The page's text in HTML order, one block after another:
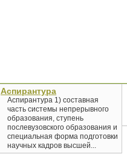
Аспирантура
Аспирантура 1) составная
часть системы непрерывного
образования, ступень
послевузовского образования и
специальная форма подготовки
научных кадров высшей...